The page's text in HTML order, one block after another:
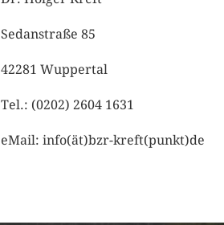
Sedanstraße 85
42281 Wuppertal
Tel.: (0202) 2604 1631
eMail: info(ät)bzr-kreft(punkt)de